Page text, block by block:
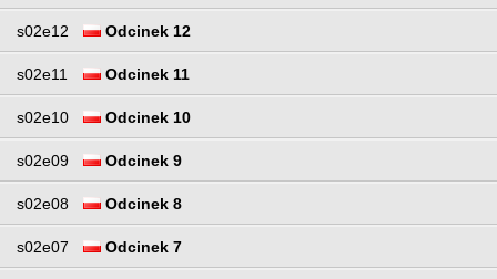
s02e12 Odcinek 12
s02e11 Odcinek 11
s02e10 Odcinek 10
s02e09 Odcinek 9
s02e08 Odcinek 8
s02e07 Odcinek 7